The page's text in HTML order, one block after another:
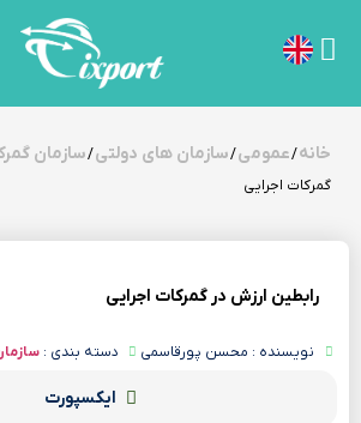
خانه/عمومی/سازمان های دولتی/سازمان
گمرکات اجرایی
رابطین ارزش در گمرکات اجرایی
نویسنده : محسن پورقاسمی دسته بندی :
ایکسپورت